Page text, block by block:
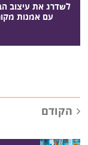
לשדרג את עיצוב
עם אמנות
הקודם